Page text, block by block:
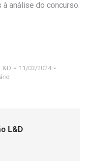
análise do concurso.
11/03/2024
L&D